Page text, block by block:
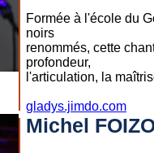
Formée à l'école du
noirs
renommés, cette
profondeur,
l'articulation, la
gladys.jimdo.com
Michel